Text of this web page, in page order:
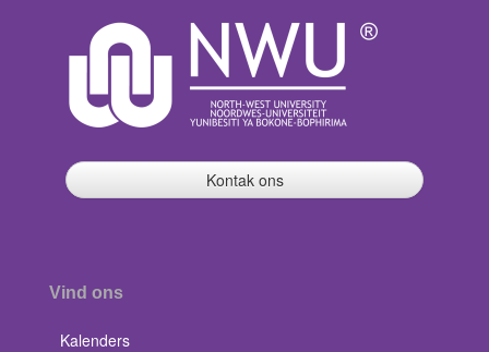
Kontak ons
Vind ons
Kalenders